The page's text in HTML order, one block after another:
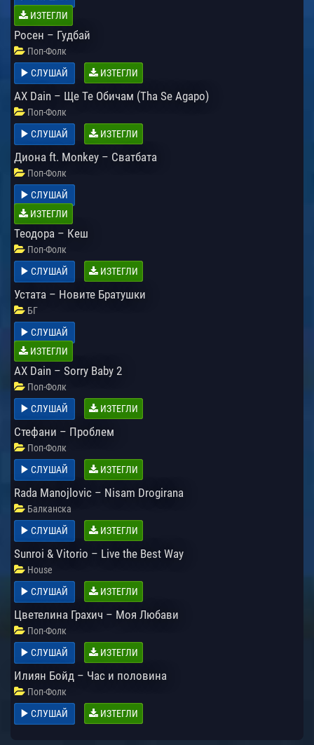
ИЗТЕГЛИ
Росен – Гудбай
Поп-Фолк
СЛУШАЙ
ИЗТЕГЛИ
AX Dain – Ще Те Обичам (Tha Se Agapo)
Поп-Фолк
СЛУШАЙ
ИЗТЕГЛИ
Диона ft. Monkey – Сватбата
Поп-Фолк
СЛУШАЙ
ИЗТЕГЛИ
Теодора – Кеш
Поп-Фолк
СЛУШАЙ
ИЗТЕГЛИ
Устата – Новите Братушки
БГ
СЛУШАЙ
ИЗТЕГЛИ
AX Dain – Sorry Baby 2
Поп-Фолк
СЛУШАЙ
ИЗТЕГЛИ
Стефани – Проблем
Поп-Фолк
СЛУШАЙ
ИЗТЕГЛИ
Rada Manojlovic – Nisam Drogirana
Балканска
СЛУШАЙ
ИЗТЕГЛИ
Sunroi & Vitorio – Live the Best Way
House
СЛУШАЙ
ИЗТЕГЛИ
Цветелина Грахич – Моя Любави
Поп-Фолк
СЛУШАЙ
ИЗТЕГЛИ
Илиян Бойд – Час и половина
Поп-Фолк
СЛУШАЙ
ИЗТЕГЛИ